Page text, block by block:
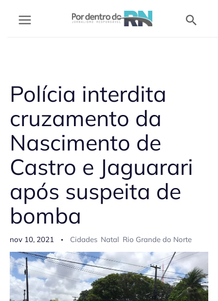
Polícia interdita
cruzamento da
Nascimento de
Castro e Jaguarari
após suspeita de
bomba
nov 10, 2021 Cidades Natal Rio Grande do Norte